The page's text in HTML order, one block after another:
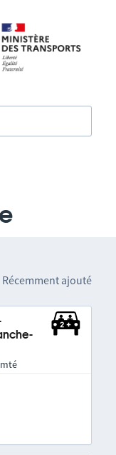
Récemment ajouté